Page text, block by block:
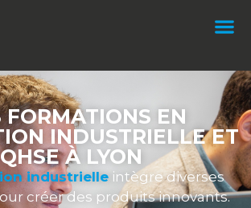
FORMATIONS EN
INDUSTRIELLE ET
QHSE À LYON
industrielleintègre diverses
créer des produits innovants.